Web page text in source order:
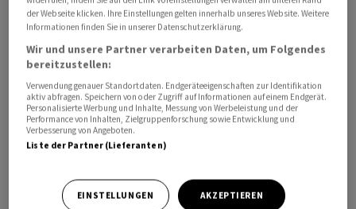
Sitz in Bremen wehrt sich: Die neue Grammangabe stehe
auf der Vorder- und Rückseite der Schokoladentafel.
Das Landgericht gab der Verbraucherzentrale recht. Der
Kunde könne im Laden kaum einen Unterschied
erkennen, argumentierte der Richter. Die neue Tafel
mit weniger Inhalt verstosse gegen das
Urteil nicht, könnte sich aber auf künftige Fälle
auswirken.
der Webseite klicken. Ihre Einstellungen gelten innerhalb unseres Website. Weitere
Informationen finden Sie in unserer Datenschutzerklärung.
Wir und unsere Partner verarbeiten Daten, um Folgendes
bereitzustellen:
Verwendung genauer Standortdaten. Endgeräteeigenschaften zur Identifikation
aktiv abfragen. Speichern von oder Zugriff auf Informationen auf einem Endgerät.
Personalisierte Werbung und Inhalte, Messung von Werbeleistung und der
Performance von Inhalten, Zielgruppenforschung sowie Entwicklung und
Verbesserung von Angeboten.
Liste der Partner (Lieferanten)
EINSTELLUNGEN AKZEPTIEREN